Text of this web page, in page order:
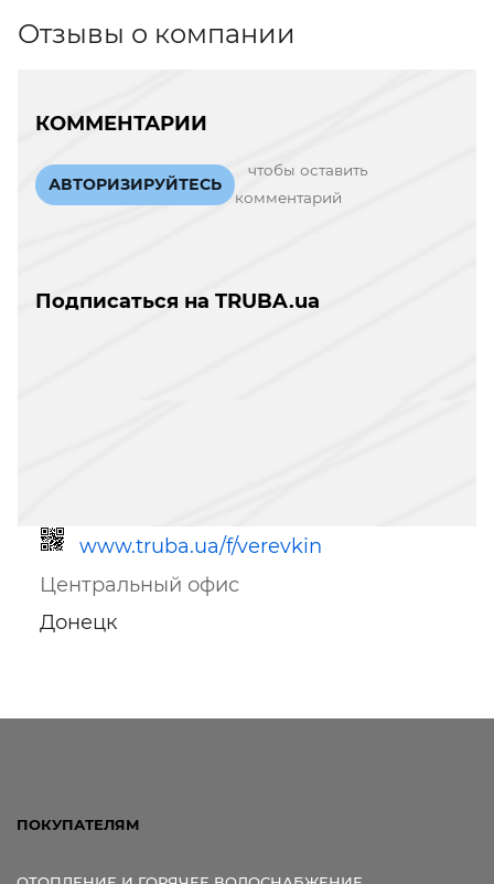
Отзывы о компании
КОММЕНТАРИИ
АВТОРИЗИРУЙТЕСЬ
чтобы оставить
комментарий
Подписаться на TRUBA.ua
www.truba.ua/f/verevkin
Центральный офис
Донецк
ПОКУПАТЕЛЯМ